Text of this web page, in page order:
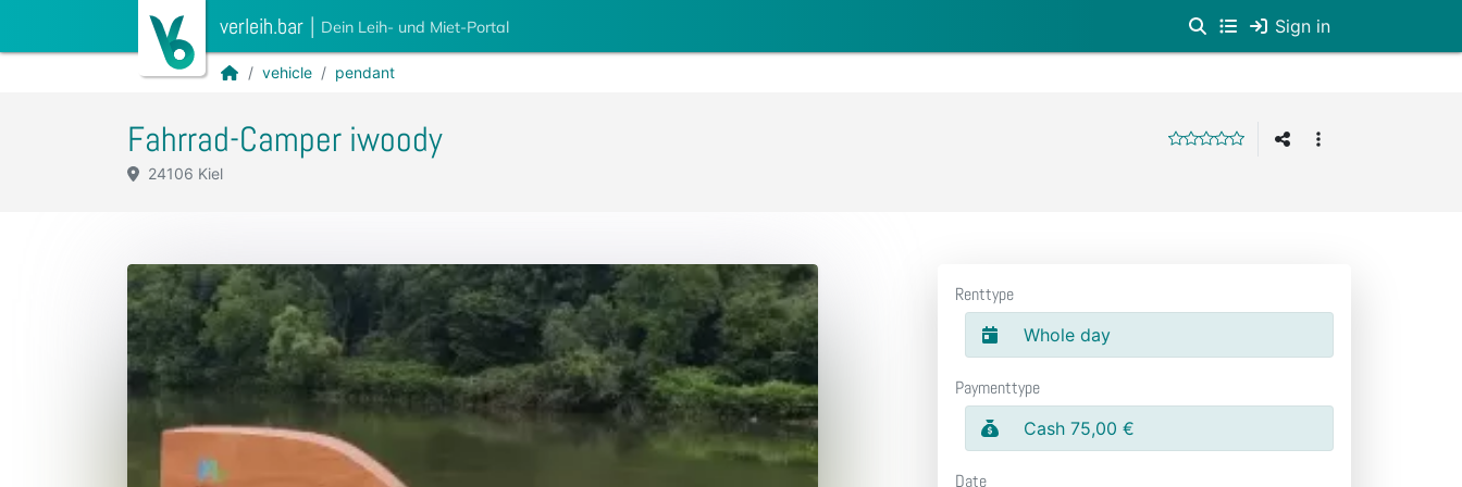
verleih.bar | Dein Leih- und Miet-Portal Sign in
vehicle pendant
Fahrrad-Camper iwoody
24106 Kiel
Renttype
Whole day
Paymenttype
Cash 75,00 €
Date